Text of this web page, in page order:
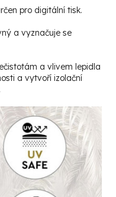
pro digitální tisk.
a vyznačuje se
a vlivem lepidla
a vytvoří izolační